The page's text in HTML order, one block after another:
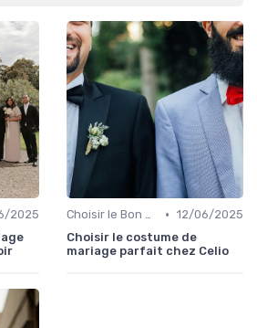
2025
Choisir le Bon Costume • 12/06/2025
Choisir le costume de
mariage parfait chez Celio